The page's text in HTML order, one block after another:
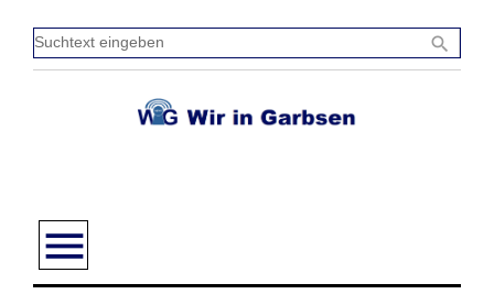
Inhalt
springen
search
menu